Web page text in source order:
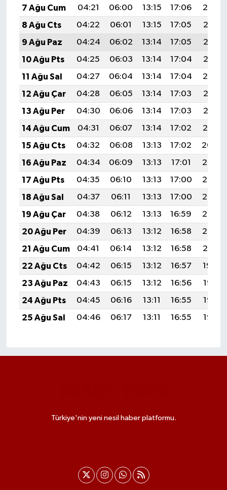
7 Ağu Cum
04:21 06:00 13:15 17:06
20:19
8 Ağu Cts
04:22 06:01 13:15 17:05
20:18
9 Ağu Paz
04:24 06:02 13:14 17:05
20:17
10 Ağu Pts
04:25 06:03 13:14 17:04
20:16
11 Ağu Sal
04:27 06:04 13:14 17:04
20:14
12 Ağu Çar
04:28 06:05 13:14 17:03
20:13
13 Ağu Per
04:30 06:06 13:14 17:03
20:12
14 Ağu Cum
04:31 06:07 13:14 17:02
20:10
15 Ağu Cts
04:32 06:08 13:13 17:02
20:09
16 Ağu Paz
04:34 06:09 13:13 17:01
20:08
17 Ağu Pts
04:35 06:10 13:13 17:00
20:06
18 Ağu Sal
04:37 06:11 13:13 17:00
20:05
19 Ağu Çar
04:38 06:12 13:13 16:59
20:03
20 Ağu Per
04:39 06:13 13:12 16:58
20:02
21 Ağu Cum
04:41 06:14 13:12 16:58
20:01
22 Ağu Cts
04:42 06:15 13:12 16:57
19:59
23 Ağu Paz
04:43 06:15 13:12 16:56
19:58
24 Ağu Pts
04:45 06:16 13:11 16:55
19:56
25 Ağu Sal
04:46 06:17 13:11 16:55 19:55
Türkiye'nin yeni nesil haber platformu.